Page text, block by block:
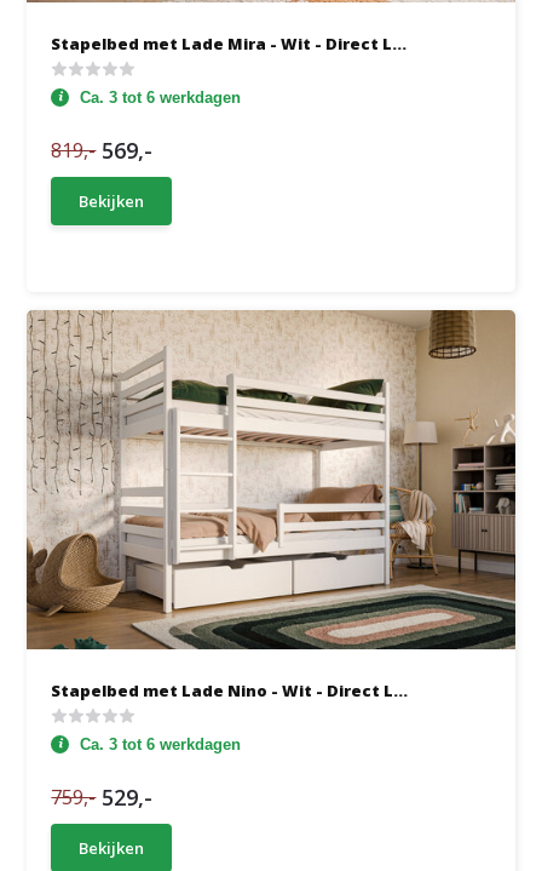
Stapelbed met Lade Mira - Wit - Direct L...
Ca. 3 tot 6 werkdagen
819,- 569,-
Bekijken
Stapelbed met Lade Nino - Wit - Direct L...
Ca. 3 tot 6 werkdagen
759,- 529,-
Bekijken